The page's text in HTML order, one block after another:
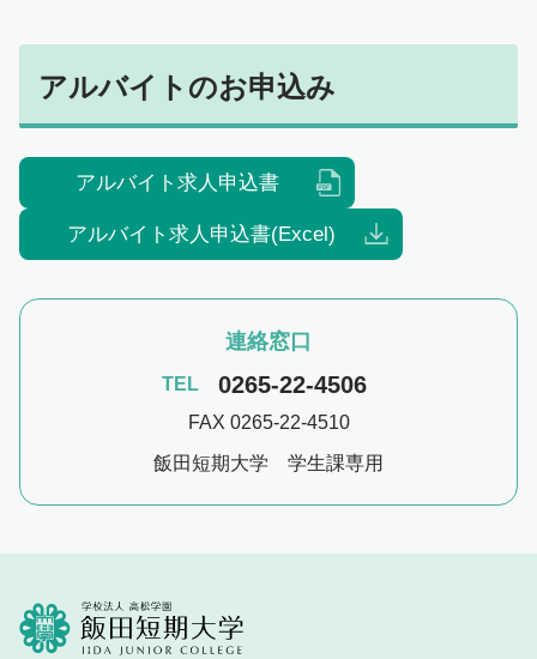
アルバイトのお申込み
アルバイト求人申込書
アルバイト求人申込書(Excel)
連絡窓口
TEL 0265-22-4506
FAX 0265-22-4510
飯田短期大学 学生課専用